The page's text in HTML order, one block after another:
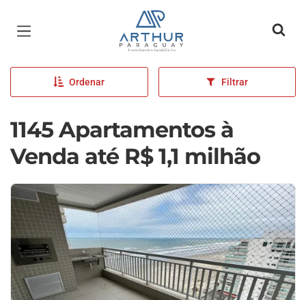
Página inicial
Ordenar Filtrar
1145 Apartamentos à
Venda até R$ 1,1 milhão